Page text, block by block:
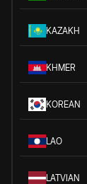
KAZAKH
KHMER
KOREAN
LAO
LATVIAN